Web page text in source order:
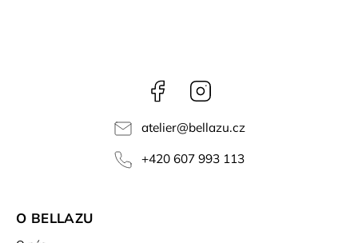
Facebook
atelier@bellazu.cz
+420 607 993 113
O BELLAZU